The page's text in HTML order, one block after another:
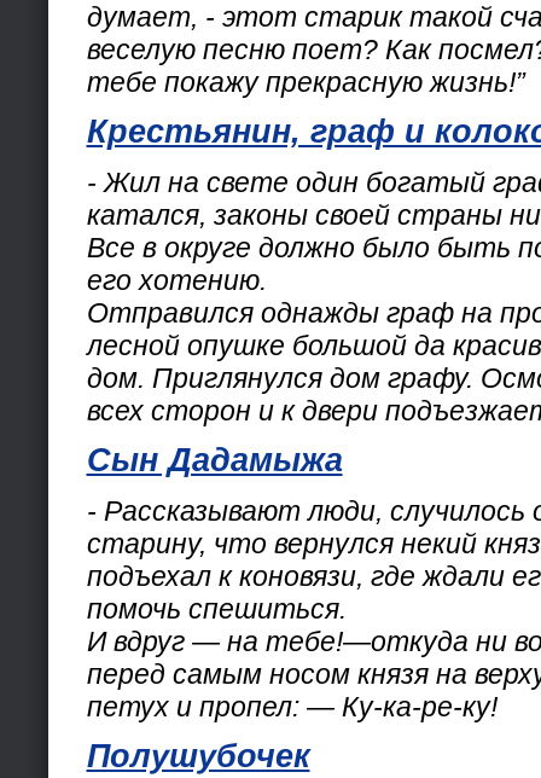
думает, - этот старик такой
веселую песню поет? Как
тебе покажу прекрасную жизнь!”
Крестьянин, граф и
- Жил на свете один богатый
катался, законы своей страны
Все в округе должно было быть
его хотению.
Отправился однажды граф на
лесной опушке большой да
дом. Приглянулся дом графу.
всех сторон и к двери
Сын Дадамыжа
- Рассказывают люди, случилось
старину, что вернулся некий
подъехал к коновязи, где ждали
помочь спешиться.
И вдруг — на тебе!—откуда ни
перед самым носом князя на
петух и пропел: — Ку-ка-ре-ку!
Полушубочек